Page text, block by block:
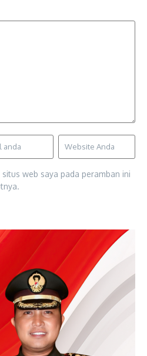
web saya pada peramban ini